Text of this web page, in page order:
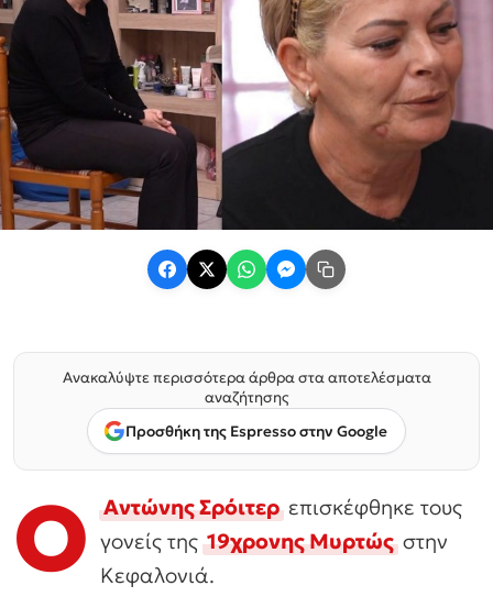
Ανακαλύψτε περισσότερα άρθρα στα αποτελέσματα
αναζήτησης
Προσθήκη της Espresso στην Google
Ο Αντώνης Σρόιτερεπισκέφθηκε τους
γονείς της19χρονης Μυρτώςστην
Κεφαλονιά.